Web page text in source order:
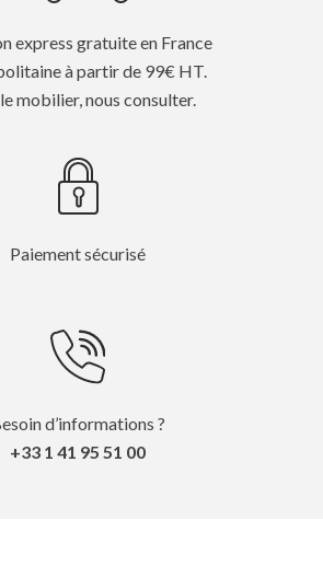
express gratuite en France
à partir de 99€ HT.
mobilier, nous consulter.
Paiement sécurisé
d’informations ?
+33 1 41 95 51 00